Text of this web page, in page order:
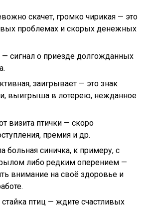
скачет, громко чирикая — это
проблемах и скорых денежных
— сигнал о приезде долгожданных
заигрывает — это знак
выигрыша в лотерею, нежданное
визита птички — скоро
премия и др.
больная синичка, к примеру, с
либо редким оперением —
внимание на своё здоровье и
стайка птиц — ждите счастливых